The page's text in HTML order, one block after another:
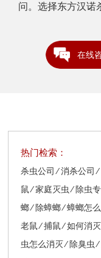
问。选择东方汉诺
在线
热门检索：
杀虫公司 ∕ 消杀公司
鼠 ∕ 家庭灭虫 ∕ 除虫
螂 ∕ 除蟑螂 ∕ 蟑螂怎
老鼠 ∕ 捕鼠 ∕ 如何消
虫怎么消灭 ∕ 除臭虫